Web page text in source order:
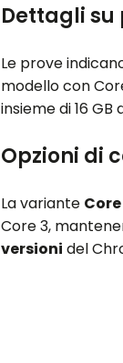
Dettagli su
Le prove
modello con
insieme di 16
Opzioni di
La variante
Core 3,
versioni del